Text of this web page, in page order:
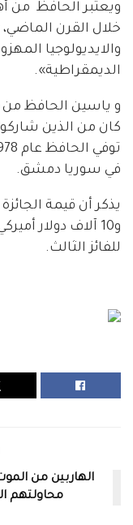
ويعتبر الحافظ من
خلال القرن
والايديولوجيا
الديمقراطية».
في سوريا دمشق.
و10 آلاف دولار
للفائز الثالث.
الهاربين من
محاولتهم